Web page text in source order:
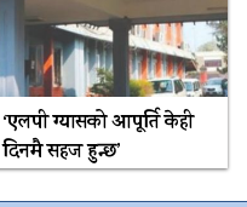
‘एलपी ग्यासको आपूर्ति केही
दिनमै सहज हुन्छ’